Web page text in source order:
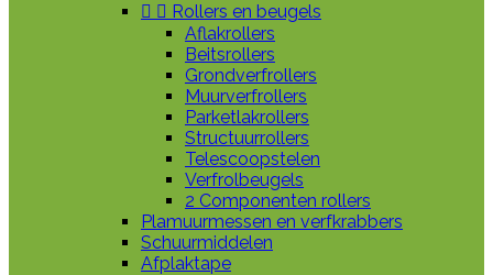
  Rollers en beugels
Aflakrollers
Beitsrollers
Grondverfrollers
Muurverfrollers
Parketlakrollers
Structuurrollers
Telescoopstelen
Verfrolbeugels
2 Componenten rollers
Plamuurmessen en verfkrabbers
Schuurmiddelen
Afplaktape